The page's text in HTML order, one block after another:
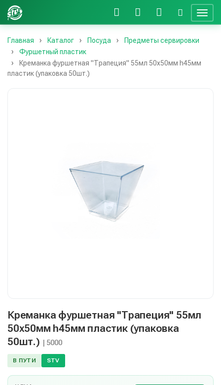
Главная Каталог Посуда
Предметы сервировки
Фуршетный пластик
Креманка фуршетная "Трапеция" 55мл 50х50мм h45мм
пластик (упаковка 50шт.)
Креманка фуршетная "Трапеция" 55мл
50х50мм h45мм пластик (упаковка
50шт.) | 5000
В ПУТИ STV